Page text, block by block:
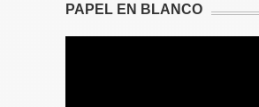
PAPEL EN BLANCO